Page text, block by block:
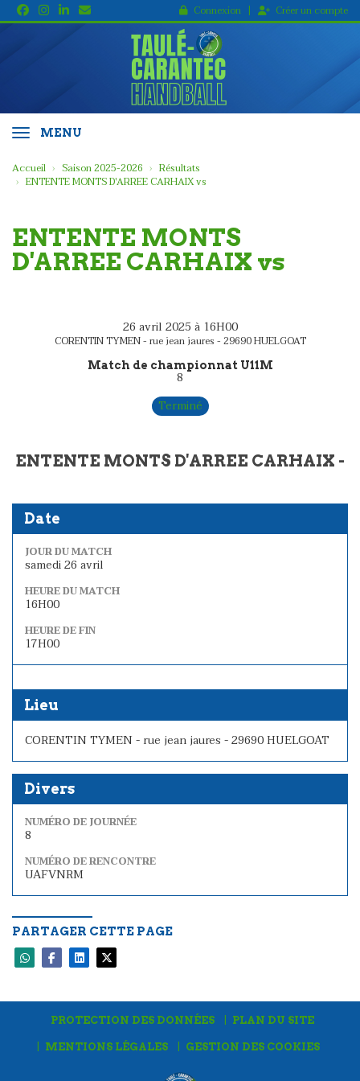
Connexion Créer un compte
MENU
Accueil Saison 2025-2026
Résultats
ENTENTE MONTS D'ARREE CARHAIX vs
ENTENTE MONTS
D'ARREE CARHAIX vs
26 avril 2025 à 16H00
CORENTIN TYMEN - rue jean jaures - 29690 HUELGOAT
Match de championnat U11M
8
Terminé
ENTENTE MONTS D'ARREE CARHAIX -
Date
JOUR DU MATCH
samedi 26 avril
HEURE DU MATCH
16H00
HEURE DE FIN
17H00
Lieu
CORENTIN TYMEN - rue jean jaures - 29690 HUELGOAT
Divers
NUMÉRO DE JOURNÉE
8
NUMÉRO DE RENCONTRE
UAFVNRM
PARTAGER CETTE PAGE
PROTECTION DES DONNÉES PLAN DU SITE
MENTIONS LÉGALES GESTION DES COOKIES
Panneau de gestion des cookies